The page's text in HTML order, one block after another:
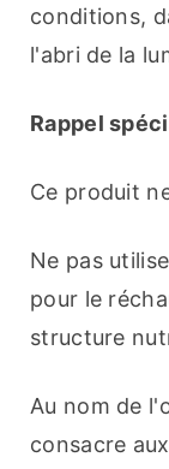
conditions,
l'abri de la
Rappel
Ce produit
Ne pas
pour le
structure
Au nom de
consacre